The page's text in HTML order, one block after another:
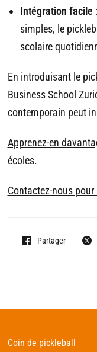
Intégration facile
simples, le
scolaire
En introduisant le
Business School
contemporain peut
Apprenez-en
écoles.
Contactez-nous
Partager
Coin de pickleball